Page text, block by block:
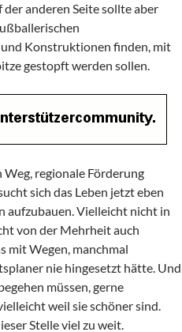
anderen Seite sollte aber
Konstruktionen finden, mit
gestopft werden sollen.
Weg, regionale Förderung
sich das Leben jetzt eben
aufzubauen. Vielleicht nicht in
von der Mehrheit auch
mit Wegen, manchmal
nie hingesetzt hätte. Und
müssen, gerne
weil sie schöner sind.
Stelle viel zu weit.